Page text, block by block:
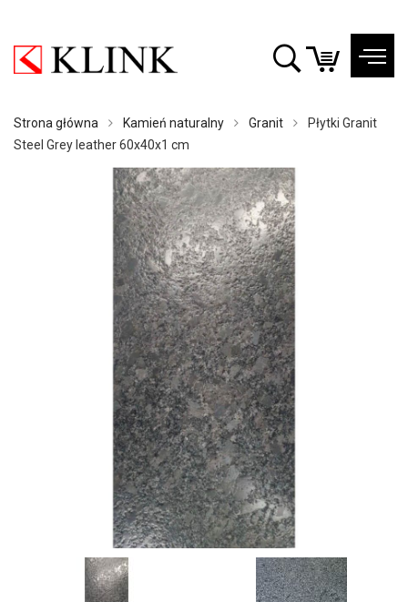
Strona główna Kamień naturalny Granit
Płytki Granit
Steel Grey leather 60x40x1 cm